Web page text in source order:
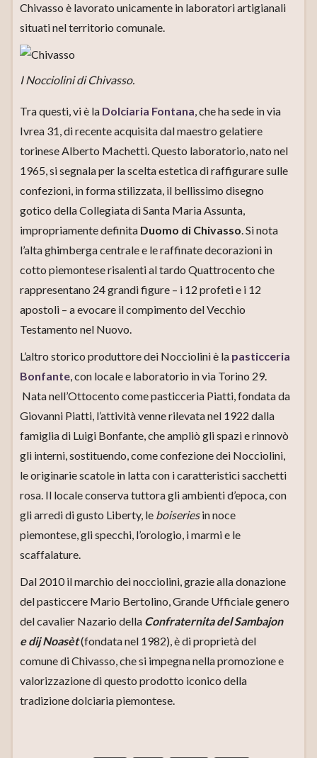
Chivasso è lavorato unicamente in laboratori artigianali
situati nel territorio comunale.
I Nocciolini di Chivasso.
Tra questi, vi è la Dolciaria Fontana, che ha sede in via
Ivrea 31, di recente acquisita dal maestro gelatiere
torinese Alberto Machetti. Questo laboratorio, nato nel
1965, si segnala per la scelta estetica di raffigurare sulle
confezioni, in forma stilizzata, il bellissimo disegno
gotico della Collegiata di Santa Maria Assunta,
impropriamente definita Duomo di Chivasso. Si nota
l’alta ghimberga centrale e le raffinate decorazioni in
cotto piemontese risalenti al tardo Quattrocento che
rappresentano 24 grandi figure – i 12 profeti e i 12
apostoli – a evocare il compimento del Vecchio
Testamento nel Nuovo.
L’altro storico produttore dei Nocciolini è la pasticceria
Bonfante, con locale e laboratorio in via Torino 29.
Nata nell’Ottocento come pasticceria Piatti, fondata da
Giovanni Piatti, l’attività venne rilevata nel 1922 dalla
famiglia di Luigi Bonfante, che ampliò gli spazi e rinnovò
gli interni, sostituendo, come confezione dei Nocciolini,
le originarie scatole in latta con i caratteristici sacchetti
rosa. Il locale conserva tuttora gli ambienti d’epoca, con
gli arredi di gusto Liberty, le boiseriesin noce
piemontese, gli specchi, l’orologio, i marmi e le
scaffalature.
Dal 2010 il marchio dei nocciolini, grazie alla donazione
del pasticcere Mario Bertolino, Grande Ufficiale genero
del cavalier Nazario della Confraternita del Sambajon
e dij Noasèt(fondata nel 1982), è di proprietà del
comune di Chivasso, che si impegna nella promozione e
valorizzazione di questo prodotto iconico della
tradizione dolciaria piemontese.